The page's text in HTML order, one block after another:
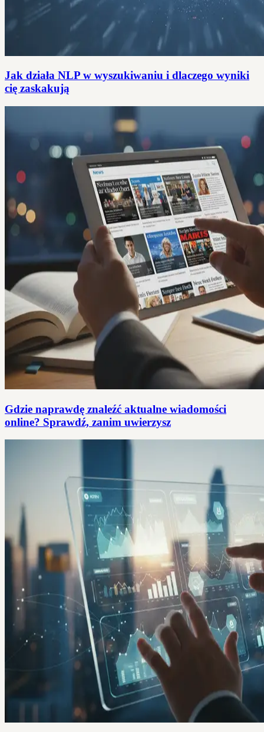
Jak działa NLP w wyszukiwaniu i dlaczego wyniki
cię zaskakują
Gdzie naprawdę znaleźć aktualne wiadomości
online? Sprawdź, zanim uwierzysz